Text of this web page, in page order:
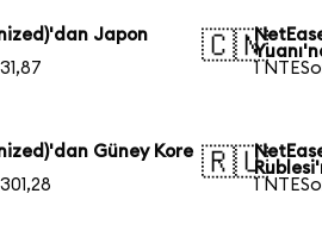
Japon
🇨🇳
1
Güney Kore 🇷🇺
1